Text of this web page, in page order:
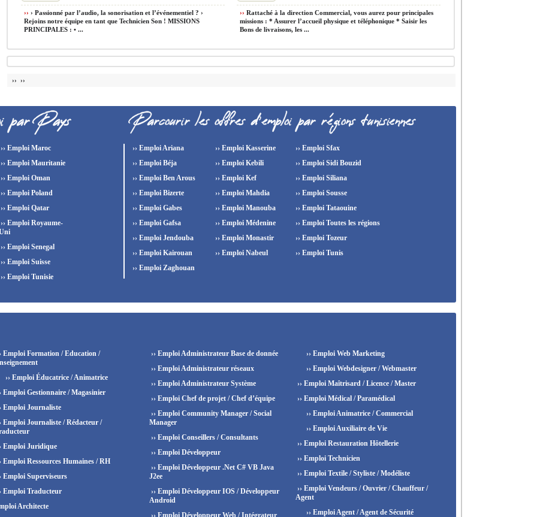
›› › Passionné par l’audio, la sonorisation et l’événementiel ? ›
Rejoins notre équipe en tant que Technicien Son ! MISSIONS
PRINCIPALES : • ...
›› Rattaché à la direction Commercial, vous aurez pour principales
missions : * Assurer l’accueil physique et téléphonique * Saisir les
Bons de livraisons, les ...
›› ››
›› Emploi Maroc
›› Emploi Mauritanie
›› Emploi Oman
›› Emploi Poland
›› Emploi Qatar
›› Emploi Royaume-
›› Emploi Senegal
›› Emploi Suisse
›› Emploi Tunisie
›› Emploi Ariana
›› Emploi Béja
›› Emploi Ben Arous
›› Emploi Bizerte
›› Emploi Gabes
›› Emploi Gafsa
›› Emploi Jendouba
›› Emploi Kairouan
›› Emploi Kasserine
›› Emploi Kebili
›› Emploi Kef
›› Emploi Mahdia
›› Emploi Manouba
›› Emploi Médenine
›› Emploi Monastir
›› Emploi Nabeul
›› Emploi Sfax
›› Emploi Sidi Bouzid
›› Emploi Siliana
›› Emploi Sousse
›› Emploi Tataouine
›› Emploi Toutes les régions
›› Emploi Tozeur
›› Emploi Tunis
›› Emploi Zaghouan
Emploi Formation / Education /
›› Emploi Éducatrice / Animatrice
Emploi Gestionnaire / Magasinier
Emploi Journaliste
Emploi Journaliste / Rédacteur /
Emploi Juridique
Emploi Ressources Humaines / RH
Emploi Superviseurs
Emploi Traducteur
Architecte
›› Emploi Administrateur Base de donnée
›› Emploi Administrateur réseaux
›› Emploi Administrateur Système
›› Emploi Chef de projet / Chef d’équipe
›› Emploi Community Manager / Social
Manager
›› Emploi Conseillers / Consultants
›› Emploi Développeur
›› Emploi Développeur .Net C# VB Java
J2ee
›› Emploi Développeur IOS / Développeur
Android
›› Emploi Développeur Web / Intégrateur
›› Emploi Web Marketing
›› Emploi Webdesigner / Webmaster
›› Emploi Maîtrisard / Licence / Master
›› Emploi Médical / Paramédical
›› Emploi Animatrice / Commercial
›› Emploi Auxiliaire de Vie
›› Emploi Restauration Hôtellerie
›› Emploi Technicien
›› Emploi Textile / Styliste / Modéliste
›› Emploi Vendeurs / Ouvrier / Chauffeur /
Agent
›› Emploi Agent / Agent de Sécurité